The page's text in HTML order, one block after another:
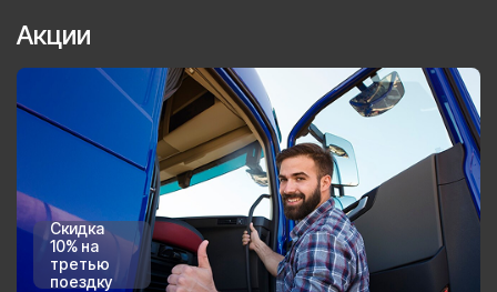
Акции
Скидка
10% на
третью
поездку